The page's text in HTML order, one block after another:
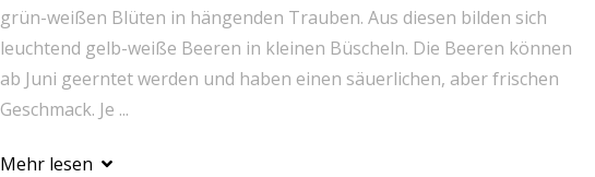
grün-weißen Blüten in hängenden Trauben. Aus diesen bilden sich
leuchtend gelb-weiße Beeren in kleinen Büscheln. Die Beeren können
ab Juni geerntet werden und haben einen säuerlichen, aber frischen
Geschmack. Je ...
Mehr lesen